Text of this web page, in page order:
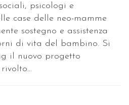
psicologi e
case delle neo-mamme
sostegno e assistenza
di vita del bambino. Si
il nuovo progetto